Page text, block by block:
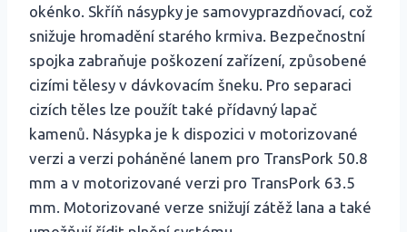
okénko. Skříň násypky je samovyprazdňovací, což
snižuje hromadění starého krmiva. Bezpečnostní
spojka zabraňuje poškození zařízení, způsobené
cizími tělesy v dávkovacím šneku. Pro separaci
cizích těles lze použít také přídavný lapač
kamenů. Násypka je k dispozici v motorizované
verzi a verzi poháněné lanem pro TransPork 50.8
mm a v motorizované verzi pro TransPork 63.5
mm. Motorizované verze snižují zátěž lana a také